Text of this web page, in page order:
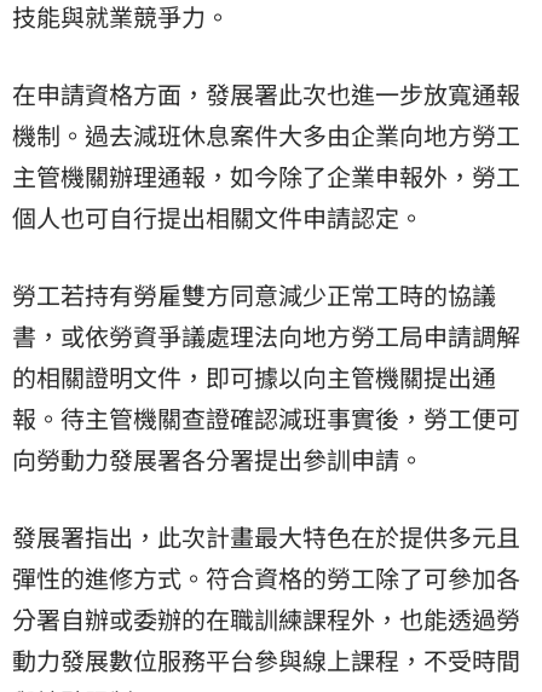
技能與就業競爭力。
在申請資格方面，發展署此次也進一步放寬通報
機制。過去減班休息案件大多由企業向地方勞工
主管機關辦理通報，如今除了企業申報外，勞工
個人也可自行提出相關文件申請認定。
勞工若持有勞雇雙方同意減少正常工時的協議
書，或依勞資爭議處理法向地方勞工局申請調解
的相關證明文件，即可據以向主管機關提出通
報。待主管機關查證確認減班事實後，勞工便可
向勞動力發展署各分署提出參訓申請。
發展署指出，此次計畫最大特色在於提供多元且
彈性的進修方式。符合資格的勞工除了可參加各
分署自辦或委辦的在職訓練課程外，也能透過勞
動力發展數位服務平台參與線上課程，不受時間